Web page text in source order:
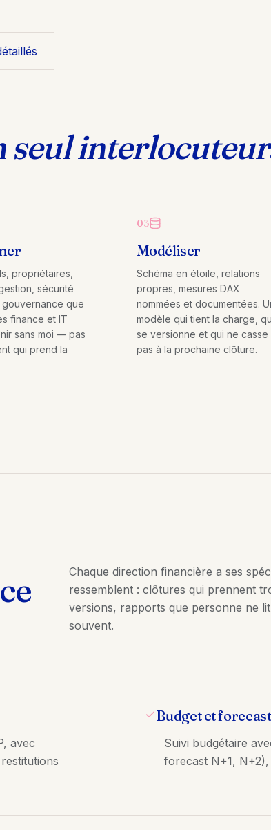
Notes de mission et retours d'expérience
seul interlocuteur
propriétaires,
sécurité
gouvernance que
finance et IT
sans moi — pas
qui prend la
03
Modéliser
Schéma en étoile, relations
propres, mesures DAX
nommées et documentées.
modèle qui tient la charge,
se versionne et qui ne casse
pas à la prochaine clôture.
Chaque direction financière a ses
ressemblent : clôtures qui prennent
versions, rapports que personne ne
souvent.
avec
Budget et forecast
Suivi budgétaire
forecast N+1,